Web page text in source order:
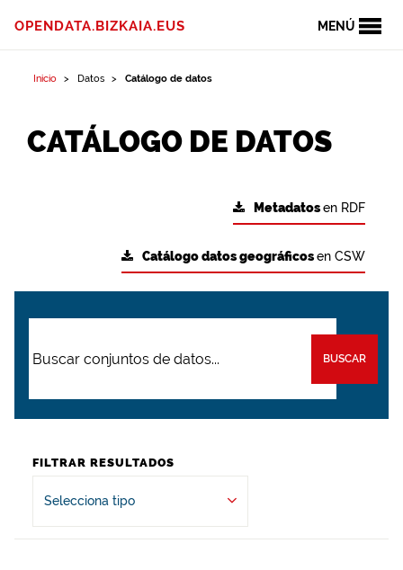
MENÚ
OPENDATA.BIZKAIA.EUS
Inicio Datos Catálogo de datos
CATÁLOGO DE DATOS
Metadatosen RDF
Catálogo datos geográficosen CSW
BUSCAR
FILTRAR RESULTADOS
Selecciona tipo